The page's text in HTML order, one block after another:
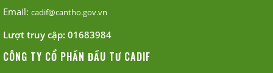
Email: cadif@cantho.gov.vn
Lượt truy cập: 01683984
CÔNG TY CỔ PHẦN ĐẦU TƯ CADIF